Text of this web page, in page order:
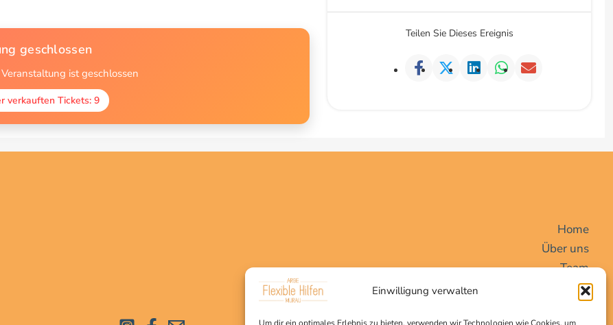
Einwilligung verwalten
geschlossen
ist geschlossen
verkauften Tickets: 9
Teilen Sie Dieses Ereignis
Home
Über uns
Team
Angebote
Vereineschnuppern